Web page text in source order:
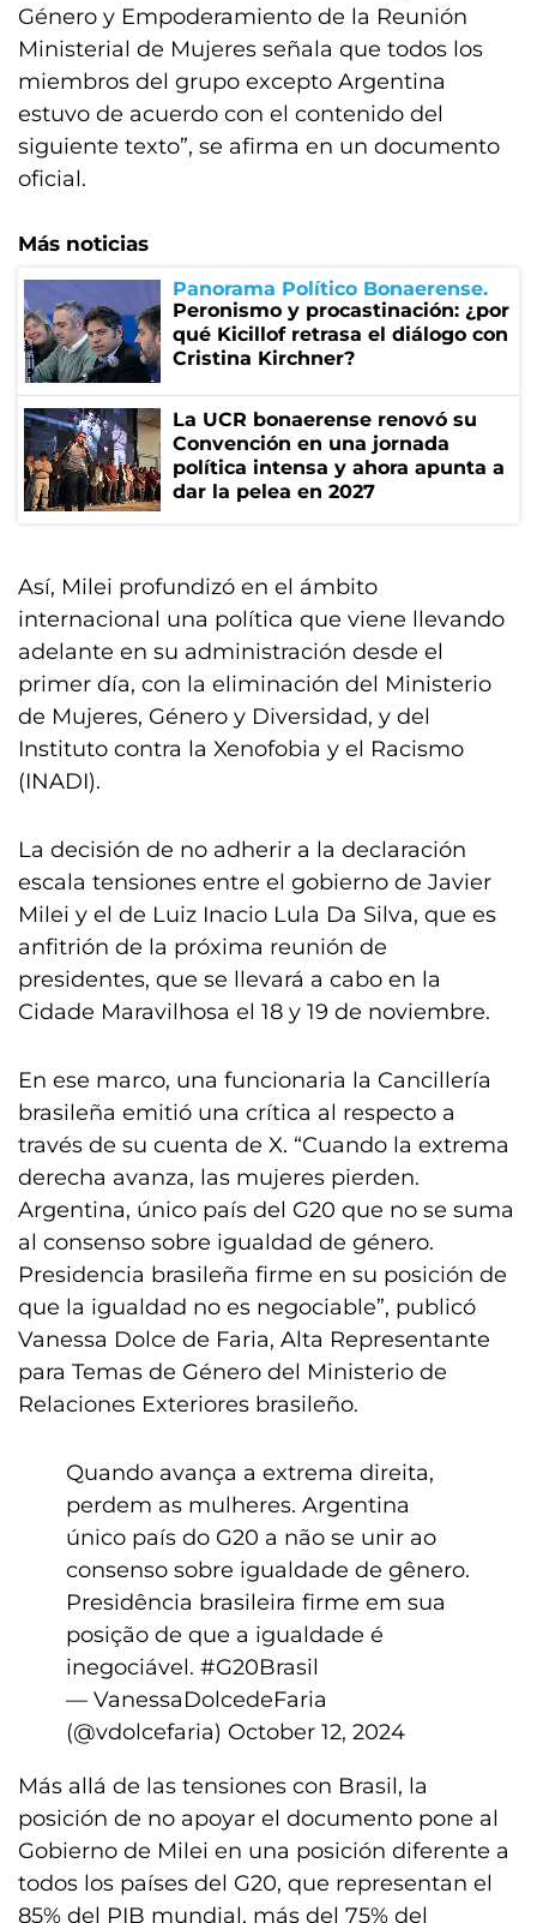
Género y Empoderamiento de la Reunión
Ministerial de Mujeres señala que todos los
miembros del grupo excepto Argentina
estuvo de acuerdo con el contenido del
siguiente texto”, se afirma en un documento
oficial.
Más noticias
Panorama Político Bonaerense
Peronismo y procastinación: ¿por
qué Kicillof retrasa el diálogo con
Cristina Kirchner?
La UCR bonaerense renovó su
Convención en una jornada
política intensa y ahora apunta a
dar la pelea en 2027
Así, Milei profundizó en el ámbito
internacional una política que viene llevando
adelante en su administración desde el
primer día, con la eliminación del Ministerio
de Mujeres, Género y Diversidad, y del
Instituto contra la Xenofobia y el Racismo
(INADI).
La decisión de no adherir a la declaración
escala tensiones entre el gobierno de Javier
Milei y el de Luiz Inacio Lula Da Silva, que es
anfitrión de la próxima reunión de
presidentes, que se llevará a cabo en la
Cidade Maravilhosa el 18 y 19 de noviembre.
En ese marco, una funcionaria la Cancillería
brasileña emitió una crítica al respecto a
través de su cuenta de X. “Cuando la extrema
derecha avanza, las mujeres pierden.
Argentina, único país del G20 que no se suma
al consenso sobre igualdad de género.
Presidencia brasileña firme en su posición de
que la igualdad no es negociable”, publicó
Vanessa Dolce de Faria, Alta Representante
para Temas de Género del Ministerio de
Relaciones Exteriores brasileño.
Quando avança a extrema direita,
perdem as mulheres. Argentina
único país do G20 a não se unir ao
consenso sobre igualdade de gênero.
Presidência brasileira firme em sua
posição de que a igualdade é
inegociável. #G20Brasil
— VanessaDolcedeFaria
(@vdolcefaria) October 12, 2024
Más allá de las tensiones con Brasil, la
posición de no apoyar el documento pone al
Gobierno de Milei en una posición diferente a
todos los países del G20, que representan el
85% del PIB mundial, más del 75% del